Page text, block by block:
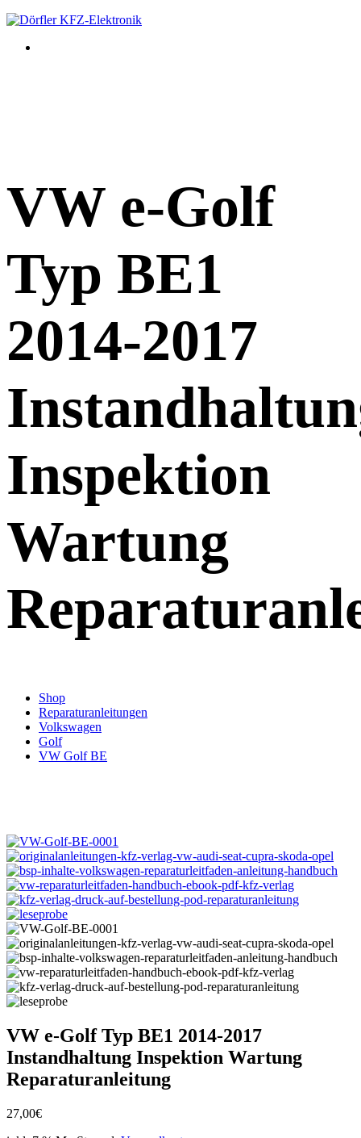
VW e-Golf
Typ BE1
2014-2017
Inspektion
Wartung
Shop
Reparaturanleitungen
Volkswagen
Golf
VW Golf BE
VW e-Golf Typ BE1 2014-2017
Instandhaltung Inspektion Wartung
Reparaturanleitung
27,00€